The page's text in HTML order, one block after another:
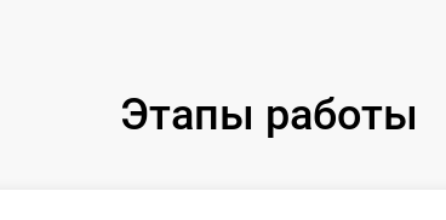
Этапы работы